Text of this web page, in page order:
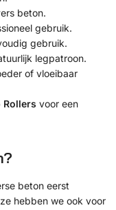
beton.
gebruik.
gebruik.
legpatroon.
of vloeibaar
Rollers voor een
beton eerst
hebben we ook voor